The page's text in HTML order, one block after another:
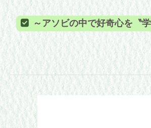
～アソビの中で好奇心を〝学び〟に変える～『夏